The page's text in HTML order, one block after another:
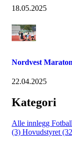
18.05.2025
Nordvest
22.04.2025
Kategori
Alle innlegg
(3) Hovudstyret